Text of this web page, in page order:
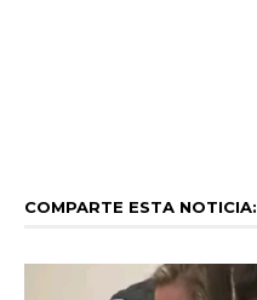
COMPARTE ESTA NOTICIA: